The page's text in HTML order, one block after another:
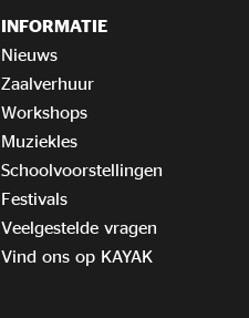
INFORMATIE
Nieuws
Zaalverhuur
Workshops
Muziekles
Schoolvoorstellingen
Festivals
Veelgestelde vragen
Vind ons op KAYAK